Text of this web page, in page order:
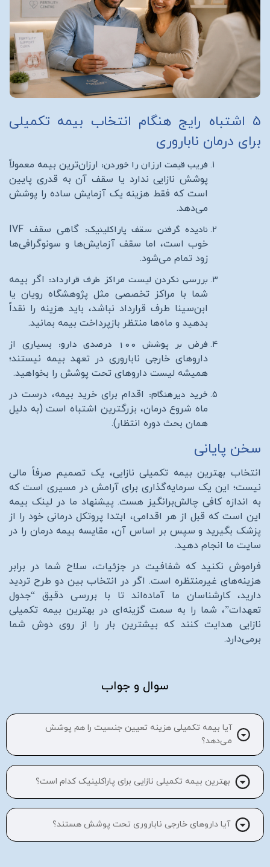
۵ اشتباه رایج هنگام انتخاب بیمه تکمیلی
برای درمان ناباروری
فریب قیمت ارزان را خوردن: ارزان‌ترین بیمه معمولاً
پوشش نازایی ندارد یا سقف آن به قدری پایین
است که فقط هزینه یک آزمایش ساده را پوشش
می‌دهد.
نادیده گرفتن سقف پاراکلینیک: گاهی سقف IVF
خوب است، اما سقف آزمایش‌ها و سونوگرافی‌ها
زود تمام می‌شود.
بررسی نکردن لیست مراکز طرف قرارداد: اگر بیمه
شما با مراکز تخصصی مثل پژوهشگاه رویان یا
ابن‌سینا طرف قرارداد نباشد، باید هزینه را نقداً
بدهید و ماه‌ها منتظر بازپرداخت بیمه بمانید.
فرض بر پوشش ۱۰۰ درصدی دارو:
بسیاری از
داروهای خارجی ناباروری در تعهد بیمه نیستند؛
همیشه لیست داروهای تحت پوشش را بخواهید.
خرید دیرهنگام: اقدام برای خرید بیمه، درست در
ماه شروع درمان، بزرگترین اشتباه است (به دلیل
همان بحث دوره انتظار).
سخن پایانی
انتخاب بهترین بیمه تکمیلی نازایی، یک تصمیم صرفاً مالی
نیست؛ این یک سرمایه‌گذاری برای آرامش در مسیری است که
به اندازه کافی چالش‌برانگیز هست. پیشنهاد ما در لینک بیمه
این است که قبل از هر اقدامی، ابتدا پروتکل درمانی خود را از
پزشک بگیرید و سپس بر اساس آن، مقایسه بیمه درمان را در
سایت ما انجام دهید.
فراموش نکنید که شفافیت در جزئیات، سلاح شما در برابر
هزینه‌های غیرمنتظره است. اگر در انتخاب بین دو طرح تردید
دارید، کارشناسان ما آماده‌اند تا با بررسی دقیق “جدول
تعهدات”، شما را به سمت گزینه‌ای در بهترین بیمه تکمیلی
نازایی هدایت کنند که بیشترین بار را از روی دوش شما
برمی‌دارد.
سوال و جواب
آیا بیمه تکمیلی هزینه تعیین جنسیت را هم پوشش
می‌دهد؟
بهترین بیمه تکمیلی نازایی برای پاراکلینیک کدام است؟
آیا داروهای خارجی ناباروری تحت پوشش هستند؟